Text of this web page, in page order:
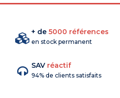
+ de 5000 références
en stock permanent
SAV réactif
94% de clients satisfaits